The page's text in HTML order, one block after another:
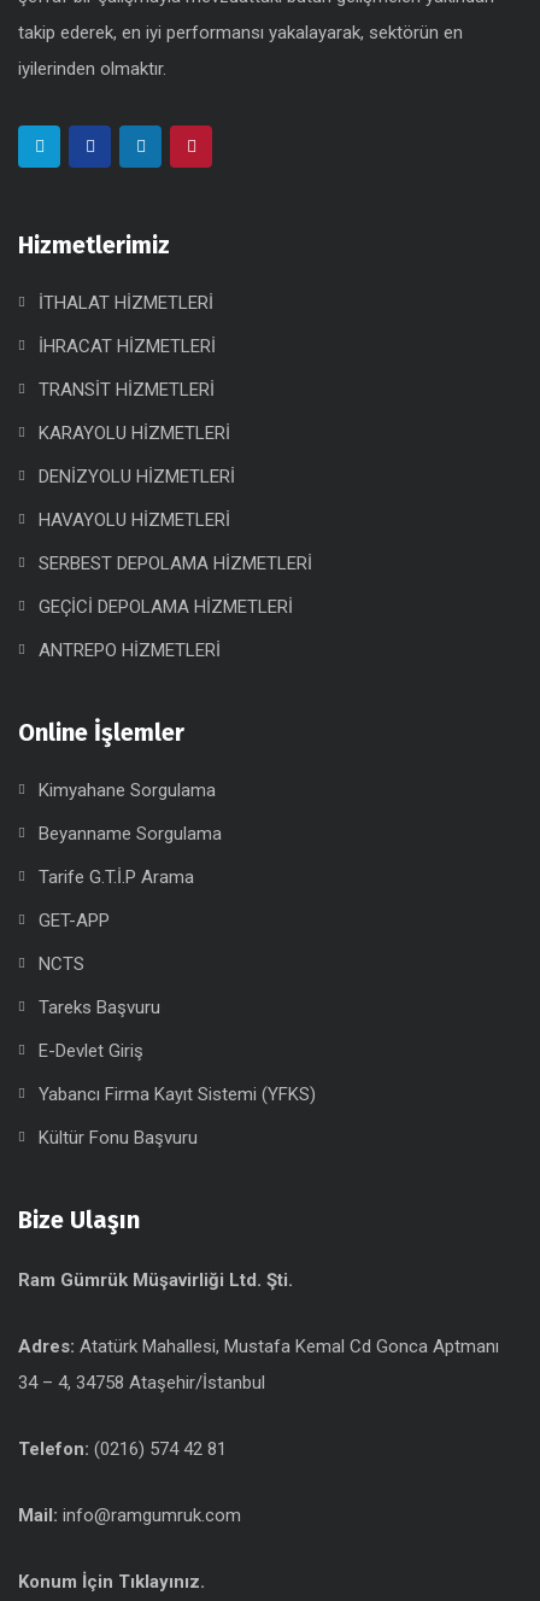
takip ederek, en iyi performansı yakalayarak, sektörün en
iyilerinden olmaktır.
Hizmetlerimiz
İTHALAT HİZMETLERİ
İHRACAT HİZMETLERİ
TRANSİT HİZMETLERİ
KARAYOLU HİZMETLERİ
DENİZYOLU HİZMETLERİ
HAVAYOLU HİZMETLERİ
SERBEST DEPOLAMA HİZMETLERİ
GEÇİCİ DEPOLAMA HİZMETLERİ
ANTREPO HİZMETLERİ
Online İşlemler
Kimyahane Sorgulama
Beyanname Sorgulama
Tarife G.T.İ.P Arama
GET-APP
NCTS
Tareks Başvuru
E-Devlet Giriş
Yabancı Firma Kayıt Sistemi (YFKS)
Kültür Fonu Başvuru
Bize Ulaşın
Ram Gümrük Müşavirliği Ltd. Şti.
Adres: Atatürk Mahallesi, Mustafa Kemal Cd Gonca Aptmanı
34 – 4, 34758 Ataşehir/İstanbul
Telefon: (0216) 574 42 81
Mail: info@ramgumruk.com
Konum İçin Tıklayınız.